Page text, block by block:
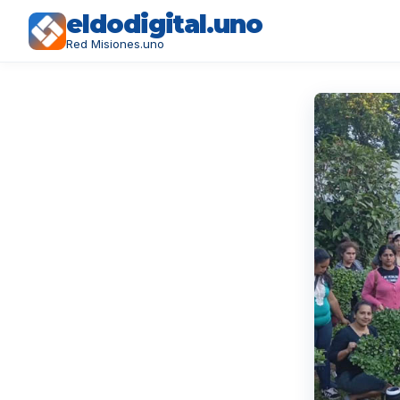
eldodigital.uno
Red Misiones.uno